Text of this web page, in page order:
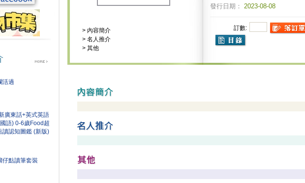
活過
廣東話+英式英語
語) 0-6歲Food超
讀認知圖鑑 (新版)
仔點讀筆套裝
> 內容簡介
> 名人推介
> 其他
發行日期： 2023-08-08
訂數: